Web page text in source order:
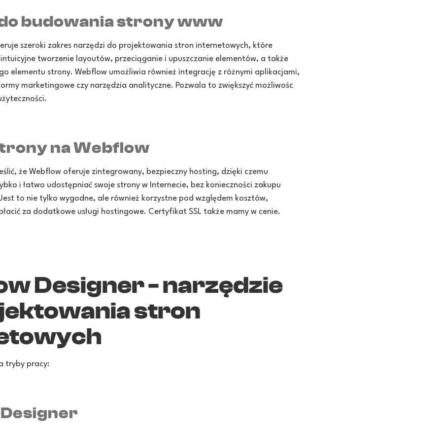
budowania strony www
szeroki zakres narzędzi do projektowania stron internetowych, które
tworzenie layoutów, przeciąganie i upuszczanie elementów, a także
elementu strony. Webflow umożliwia również integrację z różnymi aplikacjami,
marketingowe czy narzędzia analityczne. Pozwala to zwiększyć możliwośc
na Webflow
że Webflow oferuje zintegrowany, bezpieczny hosting, dzięki czemu
i łatwo udostępniać swoje strony w Internecie, bez konieczności zakupu
to nie tylko wygodne, ale również korzystne pod względem kosztów,
za dodatkowe usługi hostingowe. Certyfikat SSL także mamy w cenie.
Designer - narzędzie
stron
tryby pracy: